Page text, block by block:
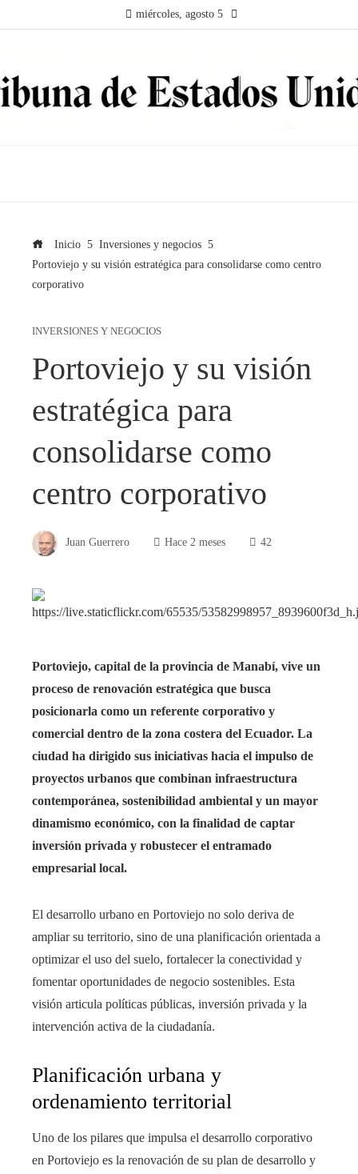
miércoles, agosto 5
Inicio
Inversiones y negocios
Portoviejo y su visión estratégica para consolidarse como centro
corporativo
INVERSIONES Y NEGOCIOS
Portoviejo y su visión
estratégica para
consolidarse como
centro corporativo
Juan Guerrero Hace 2 meses 42
Portoviejo, capital de la provincia de Manabí, vive un
proceso de renovación estratégica que busca
posicionarla como un referente corporativo y
comercial dentro de la zona costera del Ecuador. La
ciudad ha dirigido sus iniciativas hacia el impulso de
proyectos urbanos que combinan infraestructura
contemporánea, sostenibilidad ambiental y un mayor
dinamismo económico, con la finalidad de captar
inversión privada y robustecer el entramado
empresarial local.
El desarrollo urbano en Portoviejo no solo deriva de
ampliar su territorio, sino de una planificación orientada a
optimizar el uso del suelo, fortalecer la conectividad y
fomentar oportunidades de negocio sostenibles. Esta
visión articula políticas públicas, inversión privada y la
intervención activa de la ciudadanía.
Planificación urbana y
ordenamiento territorial
Uno de los pilares que impulsa el desarrollo corporativo
en Portoviejo es la renovación de su plan de desarrollo y